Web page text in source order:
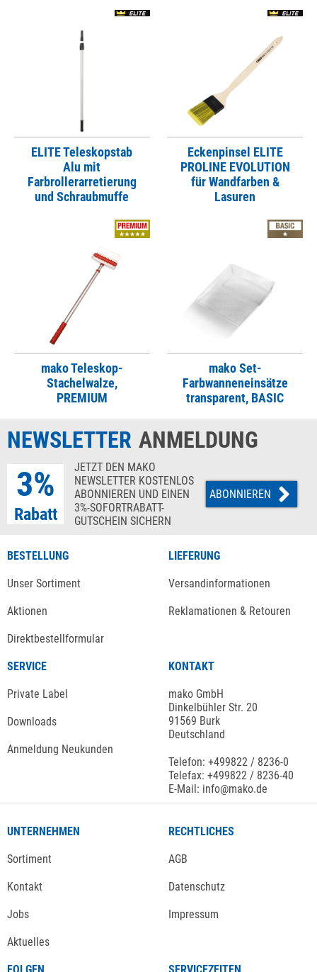
ELITE Teleskopstab
Alu mit
Farbrollerarretierung
und Schraubmuffe
Eckenpinsel ELITE
PROLINE EVOLUTION
für Wandfarben &
Lasuren
mako Teleskop-
Stachelwalze,
PREMIUM
mako Set-
Farbwanneneinsätze
transparent, BASIC
NEWSLETTER ANMELDUNG
3%
Rabatt
JETZT DEN MAKO
NEWSLETTER KOSTENLOS
ABONNIEREN UND EINEN
3%-SOFORTRABATT-
GUTSCHEIN SICHERN
ABONNIEREN
BESTELLUNG
Unser Sortiment
Aktionen
Direktbestellformular
LIEFERUNG
Versandinformationen
Reklamationen & Retouren
SERVICE
Private Label
Downloads
Anmeldung Neukunden
KONTAKT
mako GmbH
Dinkelbühler Str. 20
91569 Burk
Deutschland
Telefon: +499822 / 8236-0
Telefax: +499822 / 8236-40
E-Mail: info@mako.de
UNTERNEHMEN
Sortiment
Kontakt
Jobs
Aktuelles
RECHTLICHES
AGB
Datenschutz
Impressum